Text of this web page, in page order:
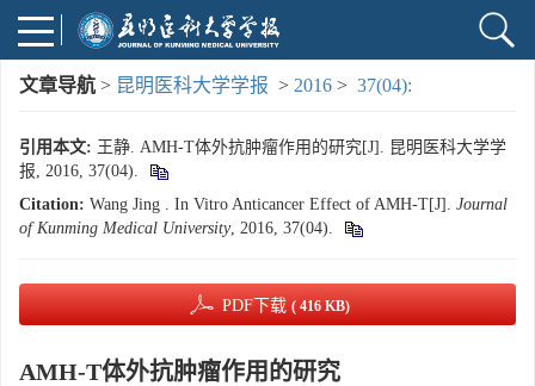
文章导航 > 昆明医科大学学报 > 2016 > 37(04):
引用本文: 王静. AMH-T体外抗肿瘤作用的研究[J]. 昆明医科大学学
报, 2016, 37(04).
Citation: Wang Jing . In Vitro Anticancer Effect of AMH-T[J]. Journal
of Kunming Medical University, 2016, 37(04).
PDF下载 ( 416 KB)
AMH-T体外抗肿瘤作用的研究